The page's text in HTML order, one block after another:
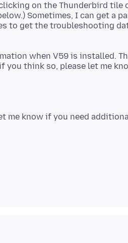
on the Thunderbird tile
Sometimes, I can get a
to get the troubleshooting
when V59 is installed.
you think so, please let me